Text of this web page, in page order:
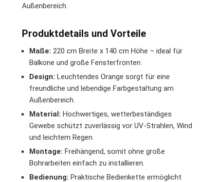
Außenbereich.
Produktdetails und Vorteile
Maße: 220 cm Breite x 140 cm Höhe – ideal für
Balkone und große Fensterfronten.
Design: Leuchtendes Orange sorgt für eine
freundliche und lebendige Farbgestaltung am
Außenbereich.
Material: Hochwertiges, wetterbeständiges
Gewebe schützt zuverlässig vor UV-Strahlen, Wind
und leichtem Regen.
Montage: Freihängend, somit ohne große
Bohrarbeiten einfach zu installieren.
Bedienung: Praktische Bedienkette ermöglicht